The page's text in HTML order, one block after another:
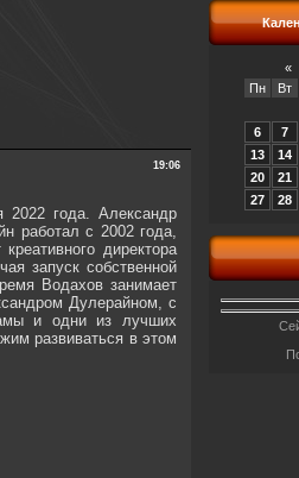
19:06
2022 года. Александр
работал с 2002 года,
директора
запуск собственной
Водахов занимает
Дулерайном, с
и одни из лучших
развиваться в этом
«
Пн
Вт
6
7
13
14
20
21
27
28